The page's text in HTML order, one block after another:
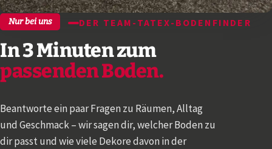
Nur bei uns DER TEAM-TATEX-BODENFINDER
In 3 Minuten zum
passenden Boden.
Beantworte ein paar Fragen zu Räumen, Alltag
und Geschmack – wir sagen dir, welcher Boden zu
dir passt und wie viele Dekore davon in der